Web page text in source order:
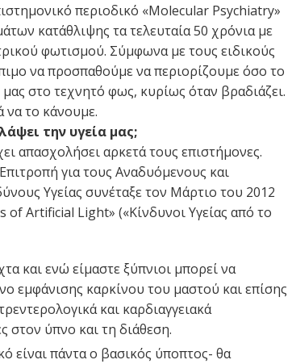
περιοδικό «Molecular Psychiatry»
κατάθλιψης τα τελευταία 50 χρόνια με
φωτισμού. Σύμφωνα με τους ειδικούς
να προσπαθούμε να περιορίζουμε όσο το
στο τεχνητό φως, κυρίως όταν βραδιάζει.
να το κάνουμε.
την υγεία μας;
απασχολήσει αρκετά τους επιστήμονες.
για τους Αναδυόμενους και
Υγείας συνέταξε τον Μάρτιο του 2012
of Artificial Light» («Κίνδυνοι Υγείας από το
και ενώ είμαστε ξύπνιοι μπορεί να
εμφάνισης καρκίνου του μαστού και επίσης
και καρδιαγγειακά
στον ύπνο και τη διάθεση.
είναι πάντα ο βασικός ύποπτος- θα